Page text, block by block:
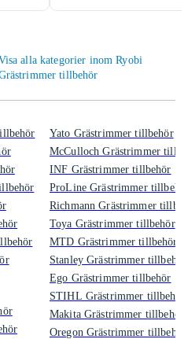
alla kategorier inom Ryobi
tillbehör
Yato Grästrimmer tillbehör
McCulloch Grästrimmer
INF Grästrimmer tillbehör
ProLine Grästrimmer
Richmann Grästrimmer
Toya Grästrimmer tillbehör
MTD Grästrimmer tillbehör
Stanley Grästrimmer tillbehör
Ego Grästrimmer tillbehör
STIHL Grästrimmer tillbehör
Makita Grästrimmer tillbehör
Oregon Grästrimmer tillbehör